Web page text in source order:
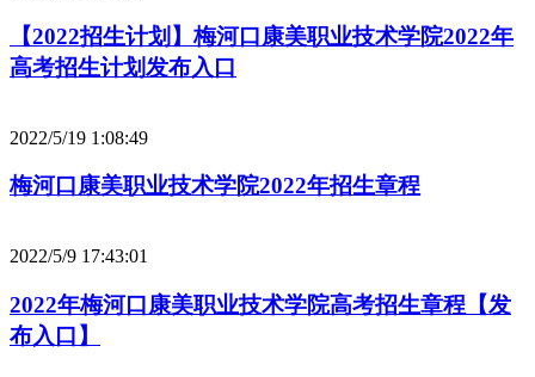
【2022招生计划】梅河口康美职业技术学院2022年
高考招生计划发布入口
2022/5/19 1:08:49
梅河口康美职业技术学院2022年招生章程
2022/5/9 17:43:01
2022年梅河口康美职业技术学院高考招生章程【发
布入口】